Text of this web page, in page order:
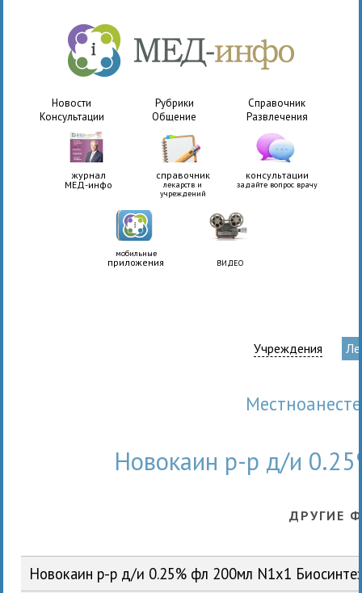
Новости Рубрики
Справочник
Консультации
Общение Развлечения
журнал
МЕД-инфо
справочник
лекарств и
учреждений
консультации
задайте вопрос врачу
мобильные
приложения ВИДЕО
Учреждения
Новокаин р-р д/и
ДРУГИЕ
Новокаин р-р д/и 0.25% фл 200мл N1x1